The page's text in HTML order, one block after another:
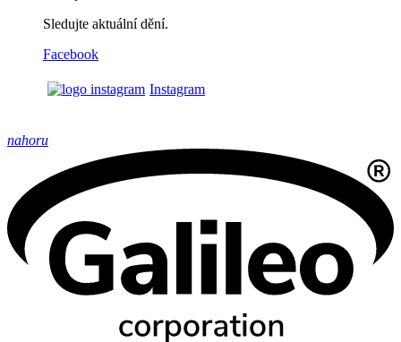
Sledujte aktuální dění.
Facebook
Instagram
nahoru